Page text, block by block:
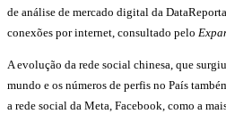
de análise de mercado digital da
conexões por internet, consultado pelo
A evolução da rede social chinesa, que
mundo e os números de perfis no País
a rede social da Meta, Facebook, como a